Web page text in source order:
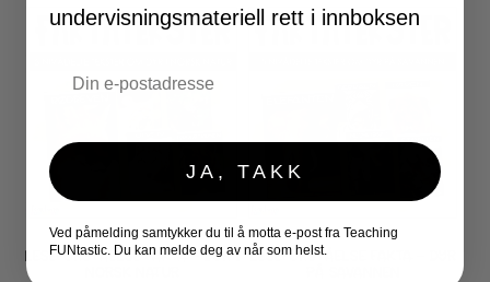
LESEFORSTÅELSE FAKTA – DYR I LESEFORSTÅELSE FAKTA – DYR
undervisningsmateriell rett i innboksen
JA, TAKK
Ved påmelding samtykker du til å motta e-post fra Teaching
FUNtastic. Du kan melde deg av når som helst.